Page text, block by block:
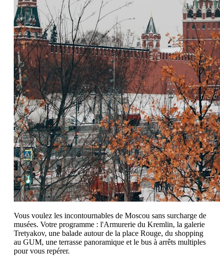
Vous voulez les incontournables de Moscou sans surcharge de
musées. Votre programme : l'Armurerie du Kremlin, la galerie
Tretyakov, une balade autour de la place Rouge, du shopping
au GUM, une terrasse panoramique et le bus à arrêts multiples
pour vous repérer.